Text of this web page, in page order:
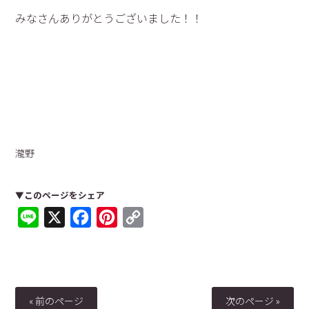
みなさんありがとうございました！！
瀧野
▼このページをシェア
Line FacebookPinterest
« 前のページ 次のページ »